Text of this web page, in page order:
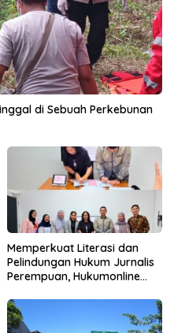
di Sebuah Perkebunan
Memperkuat Literasi dan
Pelindungan Hukum Jurnalis
Perempuan, Hukumonline
Gratis